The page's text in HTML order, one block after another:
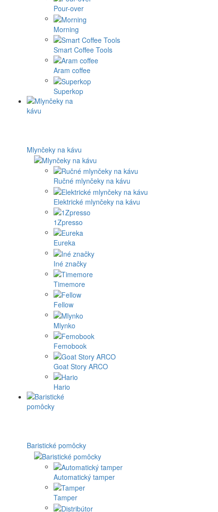
Pour-over
Morning
Smart Coffee Tools
Aram coffee
Superkop
Mlynčeky na kávu
Ručné mlynčeky na kávu
Elektrické mlynčeky na kávu
1Zpresso
Eureka
Iné značky
Timemore
Fellow
Mlynko
Femobook
Goat Story ARCO
Hario
Baristické pomôcky
Automatický tamper
Tamper